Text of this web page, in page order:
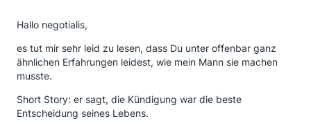
Hallo negotialis,
es tut mir sehr leid zu lesen, dass Du unter offenbar ganz
ähnlichen Erfahrungen leidest, wie mein Mann sie machen
musste.
Short Story: er sagt, die Kündigung war die beste
Entscheidung seines Lebens.